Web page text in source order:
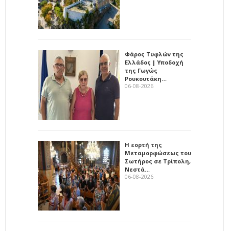
Φάρος Τυφλών της
Ελλάδος | Υποδοχή
της Γωγώς
Ρουκουτάκη…
06-08-2026
Η εορτή της
Μεταμορφώσεως του
Σωτήρος σε Τρίπολη,
Νεστά…
06-08-2026